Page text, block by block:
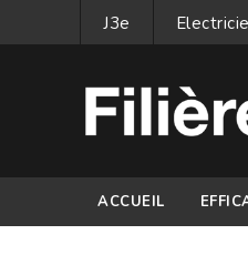
J3e
ACCUEIL